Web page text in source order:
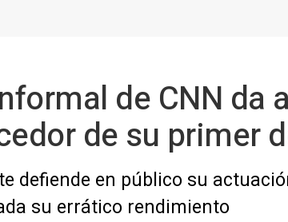
de CNN da
de su primer
defiende en público su
su errático rendimiento